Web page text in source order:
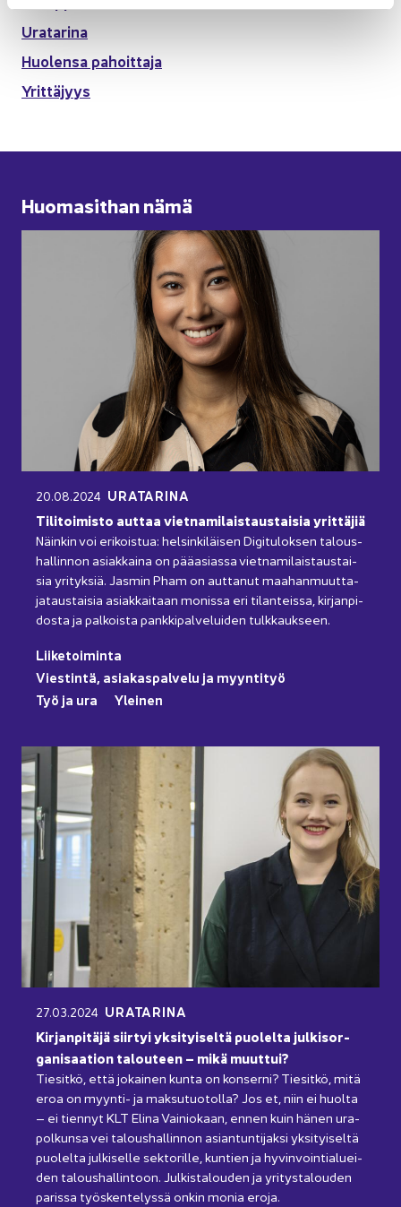
Ura­ta­ri­na
Huo­len­sa pa­hoit­ta­ja
Yrit­tä­jyys
Huo­ma­sit­han nämä
20.08.2024 URA­TA­RI­NA
Ti­li­toi­mis­to aut­taa viet­na­mi­lais­taus­tai­sia yrit­tä­jiä
Näin­kin voi eri­kois­tua: hel­sin­ki­läi­sen Di­gi­tu­lok­sen ta­lous­
hal­lin­non asiak­kai­na on pää­asias­sa viet­na­mi­lais­taus­tai­
sia yri­tyk­siä. Jas­min Pham on aut­ta­nut maa­han­muut­ta­
ja­taus­tai­sia asiak­kai­taan mo­nis­sa eri ti­lan­teis­sa, kir­jan­pi­
dos­ta ja pal­kois­ta pank­ki­pal­ve­lui­den tulk­kauk­seen.
Lii­ke­toi­min­ta
Vies­tin­tä, asia­kas­pal­ve­lu ja myyn­ti­työ
Työ ja ura
Ylei­nen
27.03.2024 URA­TA­RI­NA
Kir­jan­pi­tä­jä siir­tyi yk­si­tyi­sel­tä puo­lel­ta jul­ki­sor­
ga­ni­saa­tion ta­lou­teen – mikä muut­tui?
Tie­sit­kö, että jo­kai­nen kunta on kon­ser­ni? Tie­sit­kö, mitä
eroa on myynti-​ ja mak­su­tuo­tol­la? Jos et, niin ei huol­ta
– ei tien­nyt KLT Elina Vai­nio­kaan, ennen kuin hänen ura­
pol­kun­sa vei ta­lous­hal­lin­non asian­tun­ti­jak­si yk­si­tyi­sel­tä
puo­lel­ta jul­ki­sel­le sek­to­ril­le, kun­tien ja hy­vin­voin­tia­luei­
den ta­lous­hal­lin­toon. Jul­kis­ta­lou­den ja yri­tys­ta­lou­den
pa­ris­sa työs­ken­te­lys­sä onkin monia eroja.